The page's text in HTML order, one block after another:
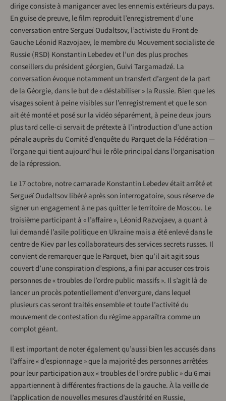
dirige consiste à manigancer avec les ennemis extérieurs du pays.
En guise de preuve, le film reproduit l’enregistrement d’une
conversation entre Sergueï Oudaltsov, l’activiste du Front de
Gauche Léonid Razvojaev, le membre du Mouvement socialiste de
Russie (RSD) Konstantin Lebedev et l’un des plus proches
conseillers du président géorgien, Guivi Targamadzé. La
conversation évoque notamment un transfert d’argent de la part
de la Géorgie, dans le but de « déstabiliser » la Russie. Bien que les
visages soient à peine visibles sur l’enregistrement et que le son
ait été monté et posé sur la vidéo séparément, à peine deux jours
plus tard celle-ci servait de prétexte à l’introduction d’une action
pénale auprès du Comité d’enquête du Parquet de la Fédération —
l’organe qui tient aujourd’hui le rôle principal dans l’organisation
de la répression.
Le 17 octobre, notre camarade Konstantin Lebedev était arrêté et
Sergueï Oudaltsov libéré après son interrogatoire, sous réserve de
signer un engagement à ne pas quitter le territoire de Moscou. Le
troisième participant à « l’affaire », Léonid Razvojaev, a quant à
lui demandé l’asile politique en Ukraine mais a été enlevé dans le
centre de Kiev par les collaborateurs des services secrets russes. Il
convient de remarquer que le Parquet, bien qu’il ait agit sous
couvert d’une conspiration d’espions, a fini par accuser ces trois
personnes de « troubles de l’ordre public massifs ». Il s’agit là de
lancer un procès potentiellement d’envergure, dans lequel
plusieurs cas seront traités ensemble et toute l’activité du
mouvement de contestation du régime apparaîtra comme un
complot géant.
Il est important de noter également qu’aussi bien les accusés dans
l’affaire « d’espionnage » que la majorité des personnes arrêtées
pour leur participation aux « troubles de l’ordre public » du 6 mai
appartiennent à différentes fractions de la gauche. À la veille de
l’application de nouvelles mesures d’austérité en Russie,